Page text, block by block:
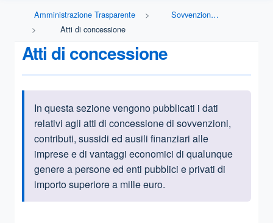
Amministrazione Trasparente
Sovvenzioni, contributi, sussidi, vantaggi economici
Atti di concessione
Atti di concessione
Informazioni introduttive
In questa sezione vengono pubblicati i dati
relativi agli atti di concessione di sovvenzioni,
contributi, sussidi ed ausili finanziari alle
imprese e di vantaggi economici di qualunque
genere a persone ed enti pubblici e privati di
importo superiore a mille euro.